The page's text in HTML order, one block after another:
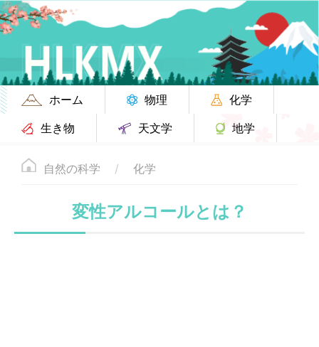
ホーム 物理
化学
生き物
天文学 地学
自然の科学 化学
変性アルコールとは？